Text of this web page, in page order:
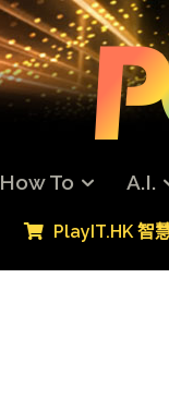
How To A.I.
PlayIT.HK 智